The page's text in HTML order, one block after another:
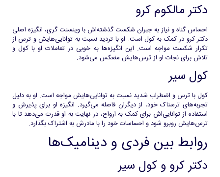
دکتر مالکوم کرو
احساس گناه و نیاز به جبران شکست گذشته‌اش با وینسنت گری، انگیزه اصلی
دکتر کرو در کمک به کول است. او با تردید نسبت به توانایی‌هایش و ترس از
تکرار شکست مواجه است. این انگیزه‌ها به خوبی در تعاملات او با کول و
تلاش برای نجات او از ترس‌هایش منعکس می‌شود.
کول سیر
کول با ترس و اضطراب شدید نسبت به توانایی‌هایش مواجه است. او به دلیل
تجربه‌های ترسناک خود، از دیگران فاصله می‌گیرد. انگیزه او برای پذیرش و
استفاده از توانایی‌اش برای کمک به ارواح، در نهایت به او قدرت می‌دهد تا با
ترس‌هایش روبرو شود و احساسات خود را با مادرش به اشتراک بگذارد.
روابط بین فردی و دینامیک‌ها
دکتر کرو و کول سیر